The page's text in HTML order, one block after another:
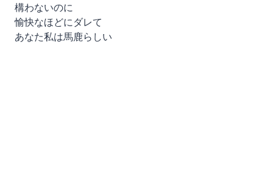
構わないのに
愉快なほどにダレて
あなた私は馬鹿らしい